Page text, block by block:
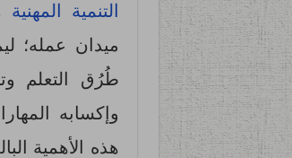
التنمية المهنية
ميدان عمله؛
طُرُق التعلم
هذه الأهمية